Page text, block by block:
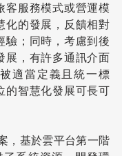
客服務模式或營運模
化的發展，反饋相對
驗；同時，考慮到後
展，有許多通訊介面
適當定義且統一標
的智慧化發展可長可
，基於雲平台第一階